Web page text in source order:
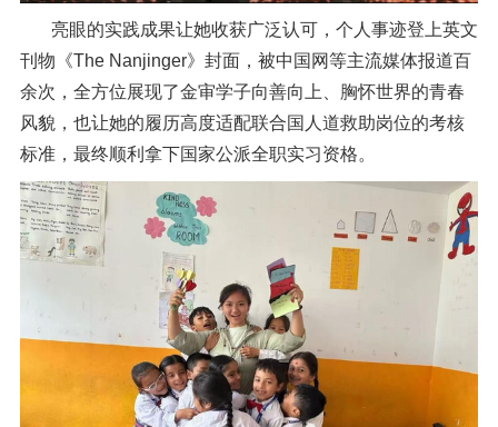
亮眼的实践成果让她收获广泛认可，个人事迹登上英文
刊物《The Nanjinger》封面，被中国网等主流媒体报道百
余次，全方位展现了金审学子向善向上、胸怀世界的青春
风貌，也让她的履历高度适配联合国人道救助岗位的考核
标准，最终顺利拿下国家公派全职实习资格。